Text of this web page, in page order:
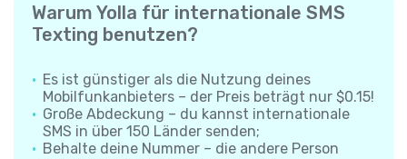
Warum Yolla für internationale SMS
Texting benutzen?
Es ist günstiger als die Nutzung deines
Mobilfunkanbieters – der Preis beträgt nur $0.15!
Große Abdeckung – du kannst internationale
SMS in über 150 Länder senden;
Behalte deine Nummer – die andere Person